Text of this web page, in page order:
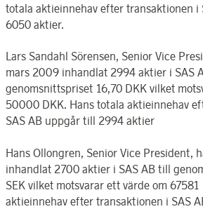
totala aktieinnehav efter transaktionen i
6050 aktier.
Lars Sandahl Sörensen, Senior Vice
mars 2009 inhandlat 2994 aktier i SAS
genomsnittspriset 16,70 DKK vilket
50000 DKK. Hans totala aktieinnehav
SAS AB uppgår till 2994 aktier
Hans Ollongren, Senior Vice President,
inhandlat 2700 aktier i SAS AB till
SEK vilket motsvarar ett värde om 67581
aktieinnehav efter transaktionen i SAS